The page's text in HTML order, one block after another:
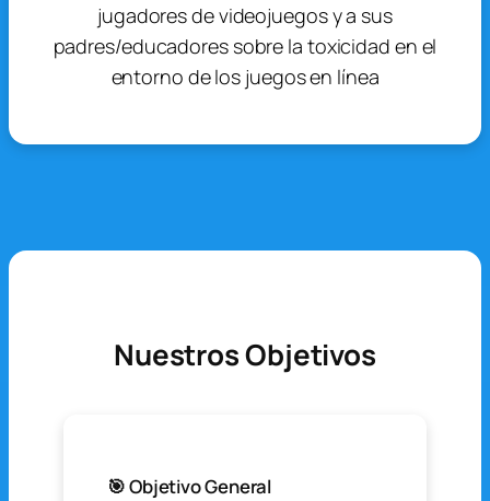
jugadores de videojuegos y a sus
padres/educadores sobre la toxicidad en el
entorno de los juegos en línea
Nuestros Objetivos
🎯 Objetivo General